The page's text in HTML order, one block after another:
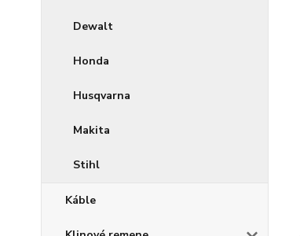
Dewalt
Honda
Husqvarna
Makita
Stihl
Káble